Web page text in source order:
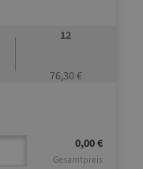
12
76,30 €
0,00 €
Gesamtpreis